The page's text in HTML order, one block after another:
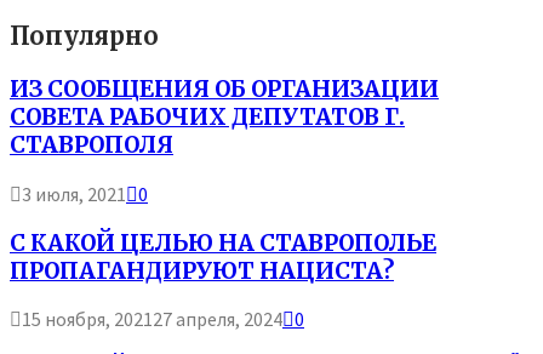
Популярно
ИЗ СООБЩЕНИЯ ОБ ОРГАНИЗАЦИИ
СОВЕТА РАБОЧИХ ДЕПУТАТОВ Г.
СТАВРОПОЛЯ
3 июля, 2021 0
С КАКОЙ ЦЕЛЬЮ НА СТАВРОПОЛЬЕ
ПРОПАГАНДИРУЮТ НАЦИСТА?
15 ноября, 202127 апреля, 2024 0